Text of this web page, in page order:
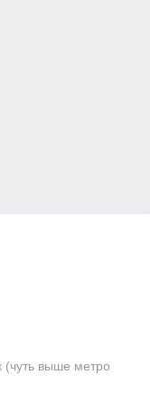
(чуть выше метро